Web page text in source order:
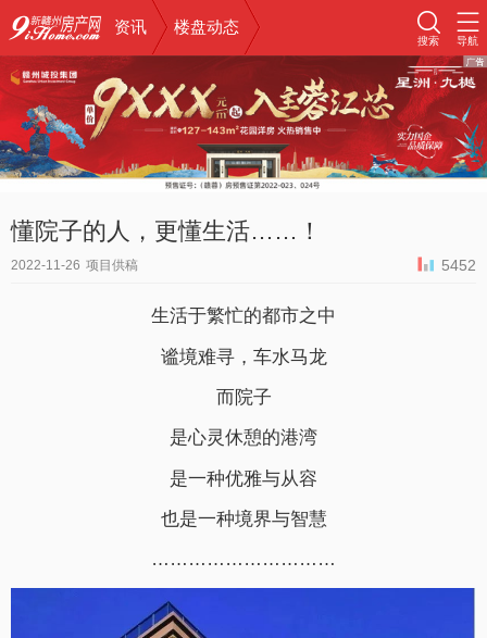
资讯 楼盘动态
搜索 导航
懂院子的人，更懂生活……！
2022-11-26 项目供稿 5452
生活于繁忙的都市之中
谧境难寻，车水马龙
而院子
是心灵休憩的港湾
是一种优雅与从容
也是一种境界与智慧
…………………………